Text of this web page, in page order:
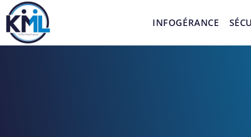
INFOGÉRANCE